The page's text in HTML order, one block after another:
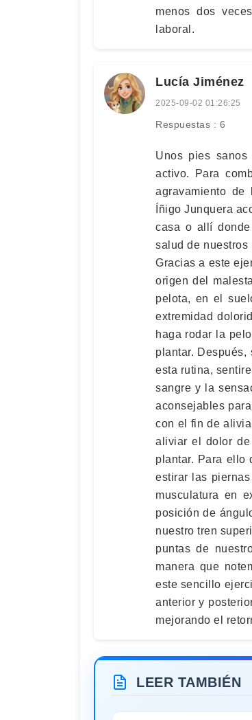
menos dos
laboral.
Lucía Jiménez
2025-09-02 01:26:25
Respuestas : 6
Unos pies
activo. Para
agravamiento
Íñigo Junquera
casa o allí donde
salud de nuestros
Gracias a este
origen del
pelota, en el
extremidad
haga rodar la
plantar.
esta rutina,
sangre y la
aconsejables
con el fin de
aliviar el dolor
plantar. Para ello
estirar las
musculatura en
posición de
nuestro tren
puntas de
manera que
este sencillo
anterior y
mejorando el
LEER TAMBIÉN